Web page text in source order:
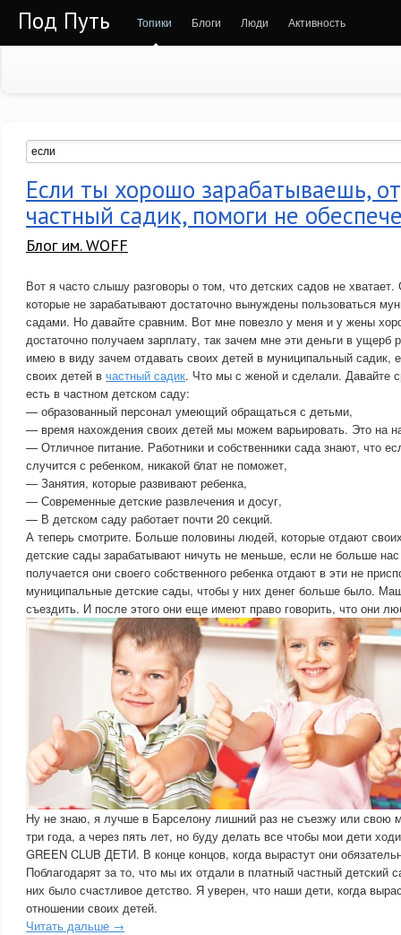
Под Путь Топики Блоги Люди Активность
Если ты хорошо зарабатываешь,
частный садик, помоги не
Блог им. WOFF
Вот я часто слышу разговоры о том, что детских садов не
которые не зарабатывают достаточно вынуждены пользоваться
садами. Но давайте сравним. Вот мне повезло у меня и у жены
достаточно получаем зарплату, так зачем мне эти деньги в ущерб
имею в виду зачем отдавать своих детей в муниципальный садик,
своих детей в частный садик. Что мы с женой и сделали. Давайте
есть в частном детском саду:
— образованный персонал умеющий обращаться с детьми,
— время нахождения своих детей мы можем варьировать. Это на
— Отличное питание. Работники и собственники сада знают, что
случится с ребенком, никакой блат не поможет,
— Занятия, которые развивают ребенка,
— Современные детские развлечения и досуг,
— В детском саду работает почти 20 секций.
А теперь смотрите. Больше половины людей, которые отдают
детские сады зарабатывают ничуть не меньше, если не больше
получается они своего собственного ребенка отдают в эти не
муниципальные детские сады, чтобы у них денег больше было.
съездить. И после этого они еще имеют право говорить, что они
Ну не знаю, я лучше в Барселону лишний раз не съезжу или свою
три года, а через пять лет, но буду делать все чтобы мои дети
GREEN CLUB ДЕТИ. В конце концов, когда вырастут они
Поблагодарят за то, что мы их отдали в платный частный детский
них было счастливое детство. Я уверен, что наши дети, когда
отношении своих детей.
Читать дальше →